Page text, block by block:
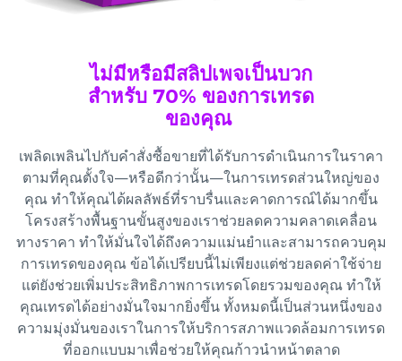
ไม่มีหรือมีสลิปเพจเป็นบวก
สำหรับ 70% ของการเทรด
ของคุณ
เพลิดเพลินไปกับคำสั่งซื้อขายที่ได้รับการดำเนินการในราคา
ตามที่คุณตั้งใจ—หรือดีกว่านั้น—ในการเทรดส่วนใหญ่ของ
คุณ ทำให้คุณได้ผลลัพธ์ที่ราบรื่นและคาดการณ์ได้มากขึ้น
โครงสร้างพื้นฐานขั้นสูงของเราช่วยลดความคลาดเคลื่อน
ทางราคา ทำให้มั่นใจได้ถึงความแม่นยำและสามารถควบคุม
การเทรดของคุณ ข้อได้เปรียบนี้ไม่เพียงแต่ช่วยลดค่าใช้จ่าย
แต่ยังช่วยเพิ่มประสิทธิภาพการเทรดโดยรวมของคุณ ทำให้
คุณเทรดได้อย่างมั่นใจมากยิ่งขึ้น ทั้งหมดนี้เป็นส่วนหนึ่งของ
ความมุ่งมั่นของเราในการให้บริการสภาพแวดล้อมการเทรด
ที่ออกแบบมาเพื่อช่วยให้คุณก้าวนำหน้าตลาด